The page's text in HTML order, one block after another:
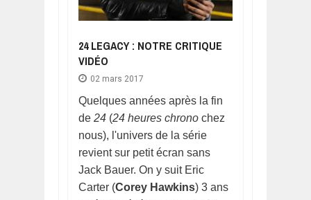
24 LEGACY : NOTRE CRITIQUE
VIDÉO
02 mars 2017
Quelques années après la fin
de 24 (24 heures chrono chez
nous), l'univers de la série
revient sur petit écran sans
Jack Bauer. On y suit Eric
Carter (Corey Hawkins) 3 ans